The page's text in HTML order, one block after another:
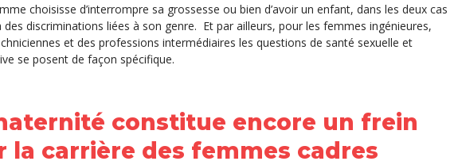
choisisse d’interrompre sa grossesse ou bien d’avoir un enfant, dans les deux cas
des discriminations liées à son genre. Et par ailleurs, pour les femmes ingénieures,
et des professions intermédiaires les questions de santé sexuelle et
se posent de façon spécifique.
constitue encore un frein
la carrière des femmes cadres